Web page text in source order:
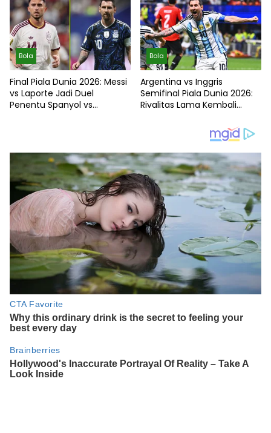
Bola
Final Piala Dunia 2026: Messi
vs Laporte Jadi Duel
Penentu Spanyol vs
Bola
Argentina vs Inggris
Semifinal Piala Dunia 2026:
Rivalitas Lama Kembali